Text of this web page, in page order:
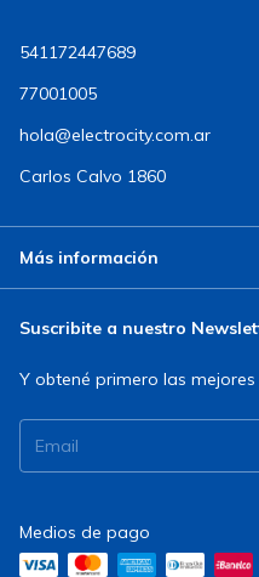
541172447689
77001005
hola@electrocity.com.ar
Carlos Calvo 1860
Más información
Suscribite a nuestro
Y obtené primero las
Medios de pago